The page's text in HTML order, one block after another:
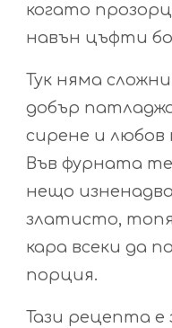
когато
навън цъфти
Тук няма
добър
сирене и
Във фурната
нещо
златисто,
кара всеки да
порция.
Тази рецепта е